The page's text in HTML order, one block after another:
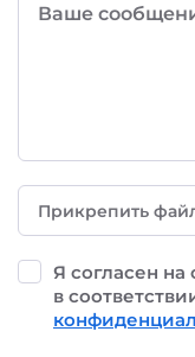
Ваше
Прикрепить
Я согласен на
в